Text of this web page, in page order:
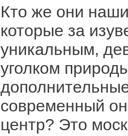
Кто же они
которые за
уникальным,
уголком
современный
центр? Это